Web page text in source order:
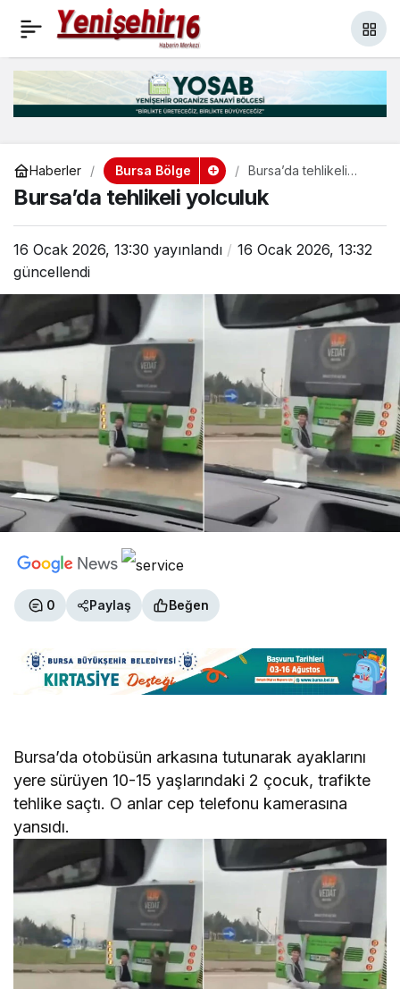
Haberler Bursa Bölge
Bursa’da tehlikeli
Bursa’da tehlikeli yolculuk
16 Ocak 2026, 13:30 yayınlandı
16 Ocak 2026, 13:32
güncellendi
0 Paylaş Beğen
Bursa’da otobüsün arkasına tutunarak ayaklarını
yere sürüyen 10-15 yaşlarındaki 2 çocuk, trafikte
tehlike saçtı. O anlar cep telefonu kamerasına
yansıdı.
Bursa ile Sırbistan
arasında dostluk
köprüsü
Paylaş